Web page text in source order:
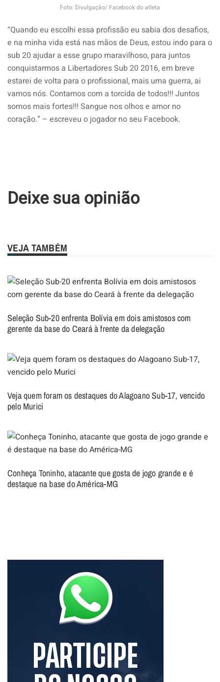
Foto: Divulgação/ Facebook do atleta
“Quando eu escolhi essa profissão eu sabia dos desafios,
e na minha vida está nas mãos de Deus, estou indo para o
sub 20 ajudar a esse grupo maravilhoso, para juntos
conquistarmos a Libertadores Sub 20 2016, em breve
estarei de volta para o profissional, mais uma guerra, ai
vamos nós. Contamos com a torcida de todos!!! Juntos
somos mais fortes!!! Sangue nos olhos e amor no
coração.” – escreveu o jogador no seu Facebook.
Deixe sua opinião
VEJA TAMBÉM
Seleção Sub-20 enfrenta Bolívia em dois amistosos com
gerente da base do Ceará à frente da delegação
Veja quem foram os destaques do Alagoano Sub-17, vencido
pelo Murici
Conheça Toninho, atacante que gosta de jogo grande e é
destaque na base do América-MG